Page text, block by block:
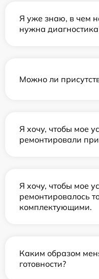
Я уже знаю, в чем
нужна
Можно ли
Я хочу, чтобы мое
ремонтировали
Я хочу, чтобы мое
ремонтировалось
комплектующими.
Каким образом
готовности?